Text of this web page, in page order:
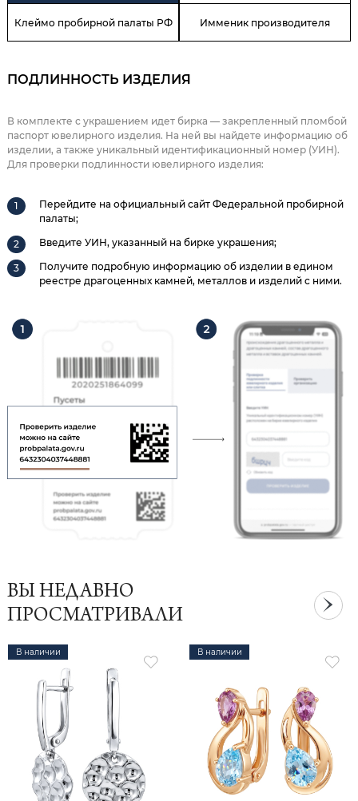
Клеймо пробирной палаты РФ Имменик производителя
ПОДЛИННОСТЬ ИЗДЕЛИЯ
В комплекте с украшением идет бирка — закрепленный пломбой
паспорт ювелирного изделия. На ней вы найдете информацию об
изделии, а также уникальный идентификационный номер (УИН).
Для проверки подлинности ювелирного изделия:
Перейдите на официальный сайт Федеральной пробирной
палаты;
Введите УИН, указанный на бирке украшения;
Получите подробную информацию об изделии в едином
реестре драгоценных камней, металлов и изделий с ними.
ВЫ НЕДАВНО
ПРОСМАТРИВАЛИ
В наличии В наличии